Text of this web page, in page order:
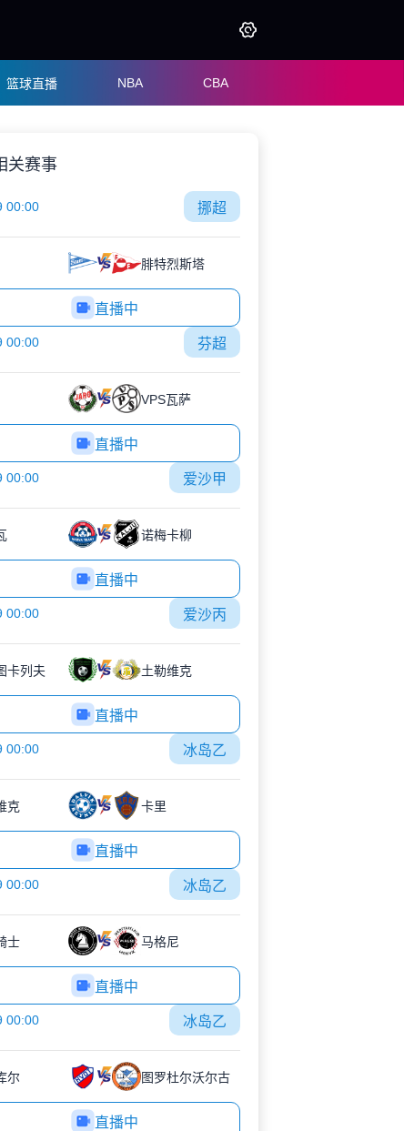
篮球直播 NBA CBA
关赛事
00:00 挪超
腓特烈斯塔
直播中
00:00 芬超
VPS瓦萨
直播中
00:00 爱沙甲
诺梅卡柳
直播中
00:00 爱沙丙
卡列夫 土勒维克
直播中
00:00 冰岛乙
克 卡里
直播中
00:00 冰岛乙
士 马格尼
直播中
00:00 冰岛乙
尔 图罗杜尔沃尔古
直播中